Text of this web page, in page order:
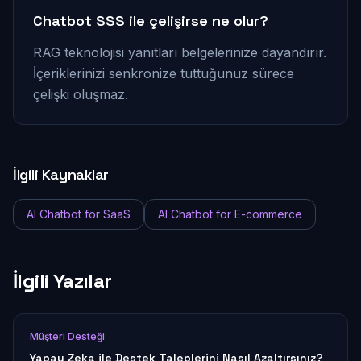
Chatbot SSS ile çelişirse ne olur?
RAG teknolojisi yanıtları belgelerinize dayandırır.
İçeriklerinizi senkronize tuttuğunuz sürece
çelişki oluşmaz.
İlgili Kaynaklar
AI Chatbot for SaaS AI Chatbot for E-commerce
İlgili Yazılar
Müşteri Desteği
Yapay Zeka ile Destek Taleplerini Nasıl Azaltırsınız?